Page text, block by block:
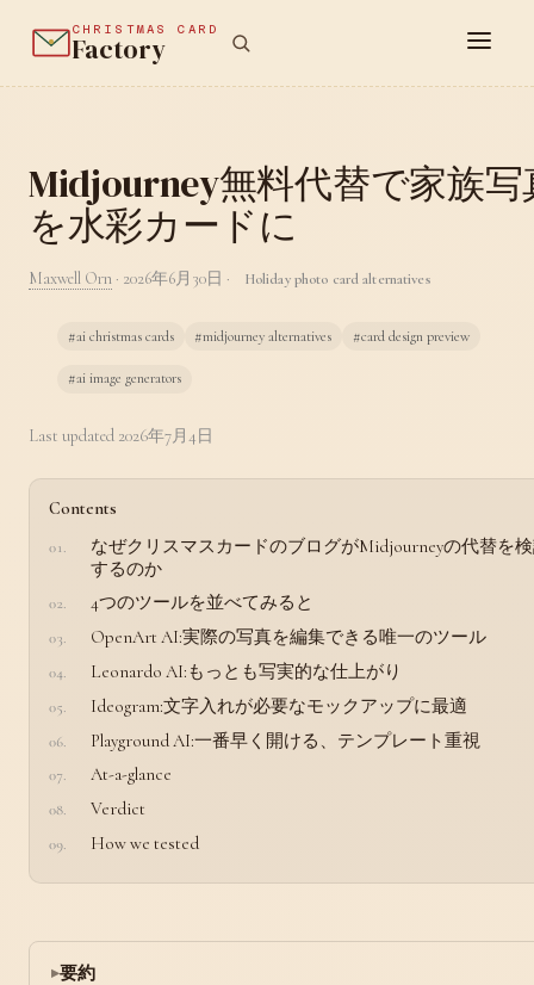
Midjourney無料代替で家族写
を水彩カードに
Maxwell Orn · 2026年6月30日 · Holiday photo card alternatives
#ai christmas cards #midjourney alternatives #card design preview
#ai image generators
Last updated 2026年7月4日
要約
Contents
なぜクリスマスカードのブログがMidjourneyの代替を
するのか
4つのツールを並べてみると
OpenArt AI:実際の写真を編集できる唯一のツール
Leonardo AI:もっとも写実的な仕上がり
Ideogram:文字入れが必要なモックアップに最適
Playground AI:一番早く開ける、テンプレート重視
At-a-glance
Verdict
How we tested
CHRISTMAS CARD
Factory